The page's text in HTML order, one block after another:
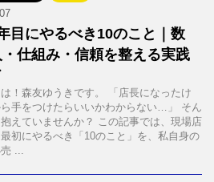
目にやるべき10のこと｜数
仕組み・信頼を整える実践
！森友ゆうきです。 「店長になったけ
ら手をつけたらいいかわからない…」 そん
えていませんか？ この記事では、現場店
初にやるべき「10のこと」を、私自身の
...